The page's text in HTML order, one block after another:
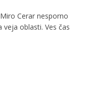
Miro Cerar nesporno
oblasti. Ves čas